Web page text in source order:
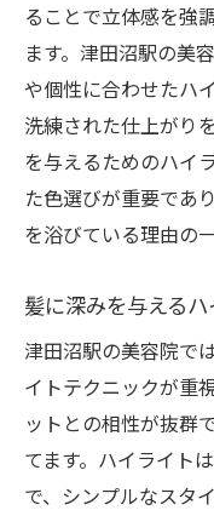
ることで立体感を強
ます。津田沼駅の美
や個性に合わせたハ
洗練された仕上がり
を与えるためのハイ
た色選びが重要であ
を浴びている理由の
髪に深みを与える
津田沼駅の美容院で
イトテクニックが重
ットとの相性が抜群
てます。ハイライト
で、シンプルなスタ